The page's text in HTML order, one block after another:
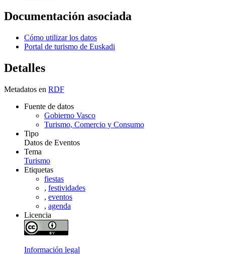
Documentación asociada
Cómo utilizar los datos
Portal de turismo de Euskadi
Detalles
Metadatos en RDF
Fuente de datos
Gobierno Vasco
Turismo, Comercio y Consumo
Tipo
Datos de Eventos
Tema
Turismo
Etiquetas
fiestas
, festividades
, eventos
, agenda
Licencia
Información legal